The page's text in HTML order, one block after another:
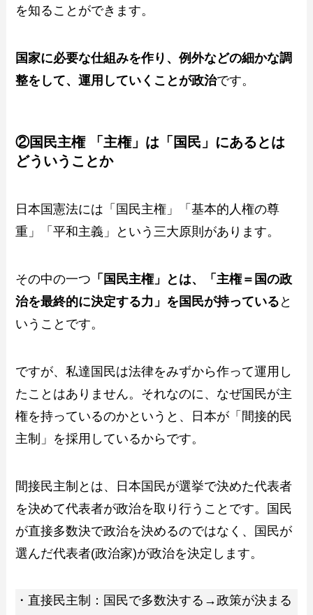
を知ることができます。
国家に必要な仕組みを作り、例外などの細かな調
整をして、運用していくことが政治です。
②国民主権 「主権」は「国民」にあるとは
どういうことか
日本国憲法には「国民主権」「基本的人権の尊
重」「平和主義」という三大原則があります。
その中の一つ 「国民主権」とは、「主権＝国の政
治を最終的に決定する力」を国民が持っている と
いうことです。
ですが、私達国民は法律をみずから作って運用し
たことはありません。それなのに、なぜ国民が主
権を持っているのかというと、日本が「間接的民
主制」を採用しているからです。
間接民主制とは、日本国民が選挙で決めた代表者
を決めて代表者が政治を取り行うことです。国民
が直接多数決で政治を決めるのではなく、国民が
選んだ代表者(政治家)が政治を決定します。
・直接民主制：国民で多数決する→政策が決まる